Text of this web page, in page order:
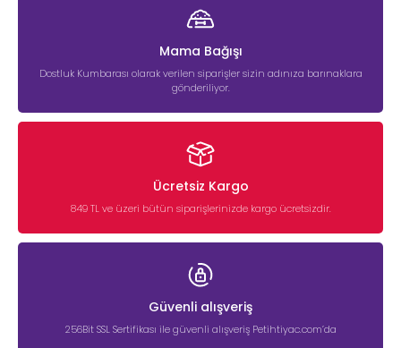
Mama Bağışı
Dostluk Kumbarası olarak verilen siparişler sizin adınıza barınaklara
gönderiliyor.
Ücretsiz Kargo
849 TL ve üzeri bütün siparişlerinizde kargo ücretsizdir.
Güvenli alışveriş
256Bit SSL Sertifikası ile güvenli alışveriş Petihtiyac.com’da